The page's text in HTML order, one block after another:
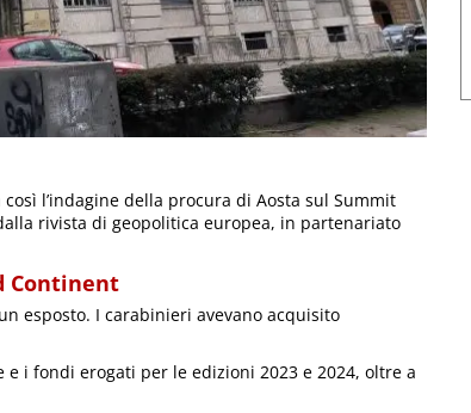
l’indagine della procura di Aosta sul Summit
rivista di geopolitica europea, in partenariato
Continent
esposto. I carabinieri avevano acquisito
i fondi erogati per le edizioni 2023 e 2024, oltre a